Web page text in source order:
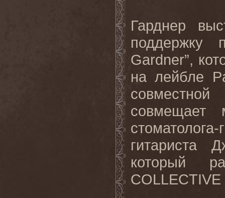
Гарднер
поддержку
Gardner”,
на лейбле
совмещает
гитариста
который
COLLECTIVE